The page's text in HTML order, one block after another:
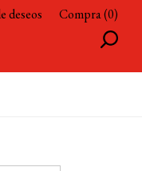
deseos Compra (0)